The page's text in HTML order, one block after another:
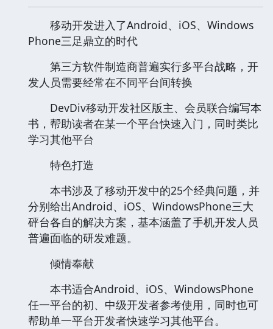
移动开发进入了Android、iOS、Windows
Phone三足鼎立的时代
第三方软件制造商普遍实行多平台战略，开
发人员需要经常在不同平台间转换
DevDiv移动开发社区版主、会员联合编写本
书，帮助读者在某一个平台快速入门，同时类比
学习其他平台
特色打造
本书涉及了移动开发中的25个经典问题，并
分别给出Android、iOS、WindowsPhone三大
砰台各自的解决方案，基本涵盖了手机开发人员
普遍面临的研发难题。
倾情奉献
本书适合Android、iOS、WindowsPhone
任一平台的初、中级开发者参考使用，同时也可
帮助单一平台开发者快速学习其他平台。